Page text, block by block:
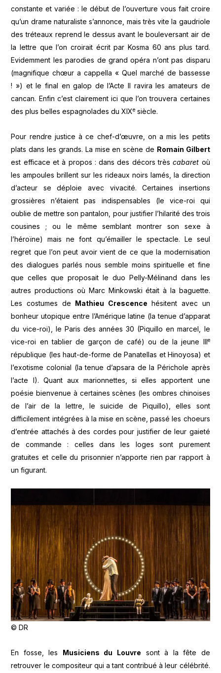
constante et variée : le début de l’ouverture vous fait croire
qu’un drame naturaliste s’annonce, mais très vite la gaudriole
des tréteaux reprend le dessus avant le bouleversant air de
la lettre que l’on croirait écrit par Kosma 60 ans plus tard.
Evidemment les parodies de grand opéra n’ont pas disparu
(magnifique chœur a cappella « Quel marché de bassesse
! ») et le final en galop de l’Acte II ravira les amateurs de
cancan. Enfin c’est clairement ici que l’on trouvera certaines
des plus belles espagnolades du XIXe siècle.
Pour rendre justice à ce chef-d’œuvre, on a mis les petits
plats dans les grands. La mise en scène de Romain Gilbert
est efficace et à propos : dans des décors trèscabaret où
les ampoules brillent sur les rideaux noirs lamés, la direction
d’acteur se déploie avec vivacité. Certaines insertions
grossières n’étaient pas indispensables (le vice-roi qui
oublie de mettre son pantalon, pour justifier l’hilarité des trois
cousines ; ou le même semblant montrer son sexe à
l’héroïne) mais ne font qu’émailler le spectacle. Le seul
regret que l’on peut avoir vient de ce que la modernisation
des dialogues parlés nous semble moins spirituelle et fine
que celles que proposait le duo Pelly-Mélinand dans les
autres productions où Marc Minkowski était à la baguette.
Les costumes de Mathieu Crescence hésitent avec un
bonheur utopique entre l’Amérique latine (la tenue d’apparat
du vice-roi), le Paris des années 30 (Piquillo en marcel, le
vice-roi en tablier de garçon de café) ou de la jeune IIIe
république (les haut-de-forme de Panatellas et Hinoyosa) et
l’exotisme colonial (la tenue d’apsara de la Périchole après
l’acte I). Quant aux marionnettes, si elles apportent une
poésie bienvenue à certaines scènes (les ombres chinoises
de l’air de la lettre, le suicide de Piquillo), elles sont
difficilement intégrées à la mise en scène, passé les choeurs
d’entrée attachés à des cordes pour justifier de leur gaieté
de commande : celles dans les loges sont purement
gratuites et celle du prisonnier n’apporte rien par rapport à
un figurant.
© DR
En fosse, les Musiciens du Louvre sont à la fête de
retrouver le compositeur qui a tant contribué à leur célébrité.